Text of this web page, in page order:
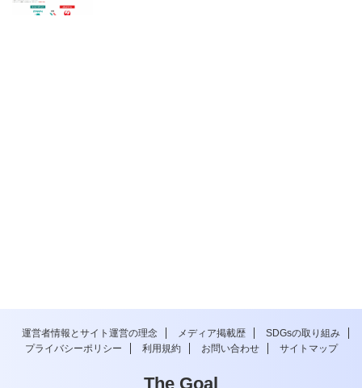
運営者情報とサイト運営の理念 メディア掲載歴
SDGsの取り組み
プライバシーポリシー
利用規約 お問い合わせ サイトマップ
The Goal